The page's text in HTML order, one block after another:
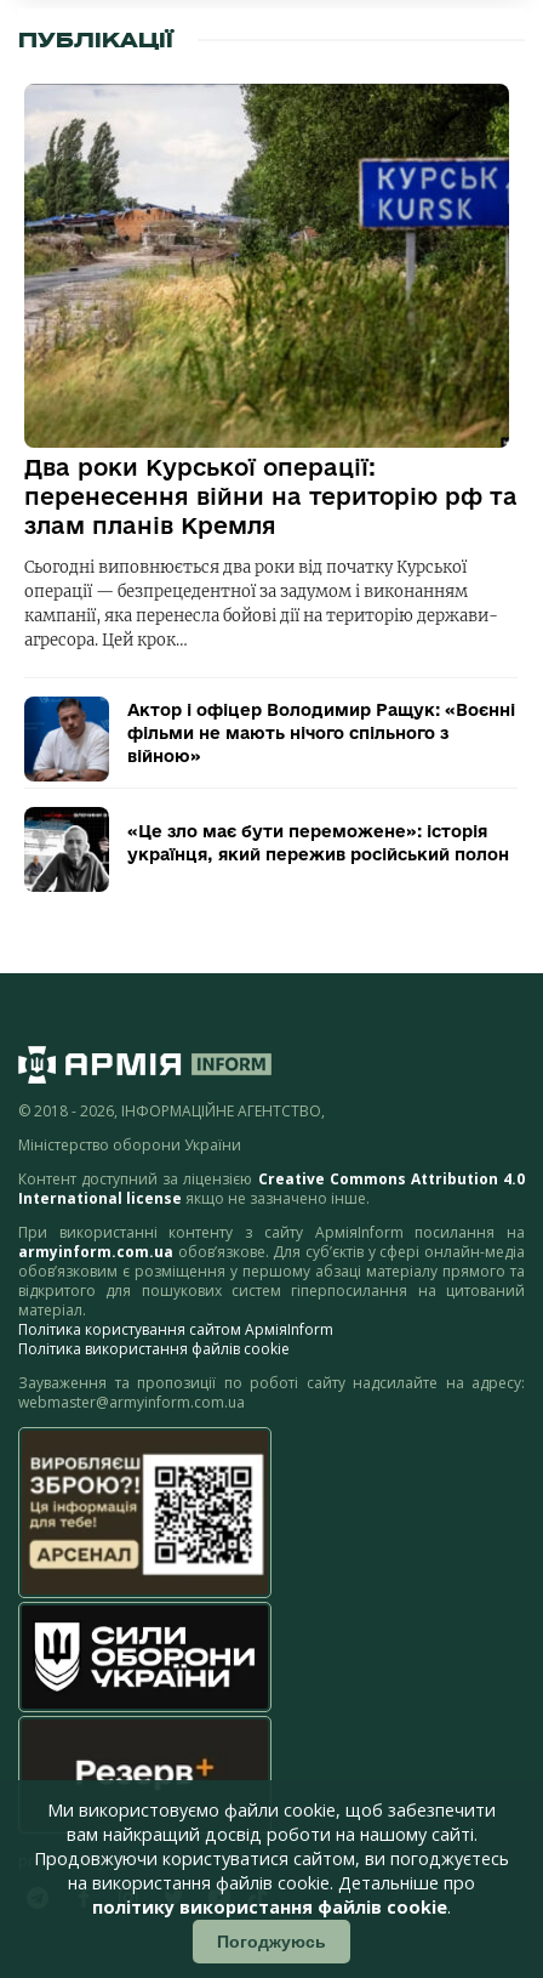
ПУБЛІКАЦІЇ
Два роки Курської операції:
перенесення війни на територію рф та
злам планів Кремля
Сьогодні виповнюється два роки від початку Курської
операції — безпрецедентної за задумом і виконанням
кампанії, яка перенесла бойові дії на територію держави-
агресора. Цей крок…
Актор і офіцер Володимир Ращук: «Воєнні
фільми не мають нічого спільного з
війною»
«Це зло має бути переможене»: історія
українця, який пережив російський полон
© 2018 - 2026, ІНФОРМАЦІЙНЕ АГЕНТСТВО,
Міністерство оборони України
Контент доступний за ліцензією Creative Commons Attribution 4.0
International license якщо не зазначено інше.
При використанні контенту з сайту АрміяInform посилання на
armyinform.com.ua обов’язкове. Для суб’єктів у сфері онлайн-медіа
обов’язковим є розміщення у першому абзаці матеріалу прямого та
відкритого для пошукових систем гіперпосилання на цитований
матеріал.
Політика користування сайтом АрміяInform
Політика використання файлів cookie
Зауваження та пропозиції по роботі сайту надсилайте на адресу:
webmaster@armyinform.com.ua
press@armyinform.com.ua
Ми використовуємо файли cookie, щоб забезпечити
вам найкращий досвід роботи на нашому сайті.
Продовжуючи користуватися сайтом, ви погоджуєтесь
на використання файлів cookie. Детальніше про
політику використання файлів cookie.
Погоджуюсь